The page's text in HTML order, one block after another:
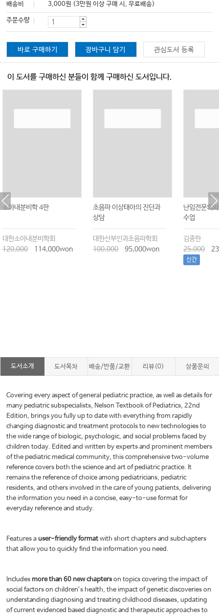
배송비 3,000원 (3만원 이상 구매 시, 무료배송)
주문수량
바로 구매하기 장바구니 담기 관심도서 등록
이 도서를 구매하신 분들이 함께 구매하신 도서입니다.
소아내분비학 4판
대한소아내분비학회
120,000
114,000won
초음파 이상태아의 진단과
상담
대한산부인과초음파학회
100,000
95,000won
난임전문의
수업
김종한
25,000
신간
도서소개 도서목차 배송/반품/교환 리뷰(0) 상품문의
Covering every aspect of general pediatric practice, as well as details for
many pediatric subspecialists, Nelson Textbook of Pediatrics, 22nd
Edition, brings you fully up to date with everything from rapidly
changing diagnostic and treatment protocols to new technologies to
the wide range of biologic, psychologic, and social problems faced by
children today. Edited and written by experts and prominent members
of the pediatric medical community, this comprehensive two-volume
reference covers both the science and art of pediatric practice. It
remains the reference of choice among pediatricians, pediatric
residents, and others involved in the care of young patients, delivering
the information you need in a concise, easy-to-use format for
everyday reference and study.
Features auser-friendly format with short chapters and subchapters
that allow you to quickly find the information you need.
Includes more than 60 new chapterson topics covering the impact of
social factors on children’s health, the impact of genetic discoveries on
understanding diagnosing and treating childhood diseases, updating
of current evidenced based diagnostic and therapeutic approaches to